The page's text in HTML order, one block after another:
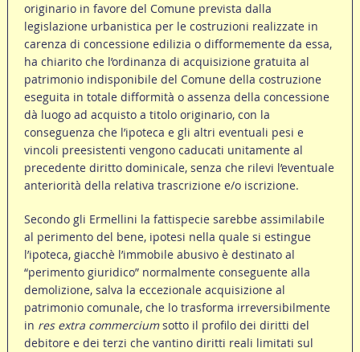
originario in favore del Comune prevista dalla
legislazione urbanistica per le costruzioni realizzate in
carenza di concessione edilizia o difformemente da essa,
ha chiarito che l’ordinanza di acquisizione gratuita al
patrimonio indisponibile del Comune della costruzione
eseguita in totale difformità o assenza della concessione
dà luogo ad acquisto a titolo originario, con la
conseguenza che l’ipoteca e gli altri eventuali pesi e
vincoli preesistenti vengono caducati unitamente al
precedente diritto dominicale, senza che rilevi l’eventuale
anteriorità della relativa trascrizione e/o iscrizione.
Secondo gli Ermellini la fattispecie sarebbe assimilabile
al perimento del bene, ipotesi nella quale si estingue
l’ipoteca, giacchè l’immobile abusivo è destinato al
“perimento giuridico” normalmente conseguente alla
demolizione, salva la eccezionale acquisizione al
patrimonio comunale, che lo trasforma irreversibilmente
in res extra commerciumsotto il profilo dei diritti del
debitore e dei terzi che vantino diritti reali limitati sul